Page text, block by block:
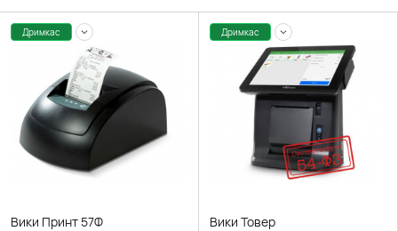
Дримкас
Вики Принт 57Ф
Дримкас
Вики Товер